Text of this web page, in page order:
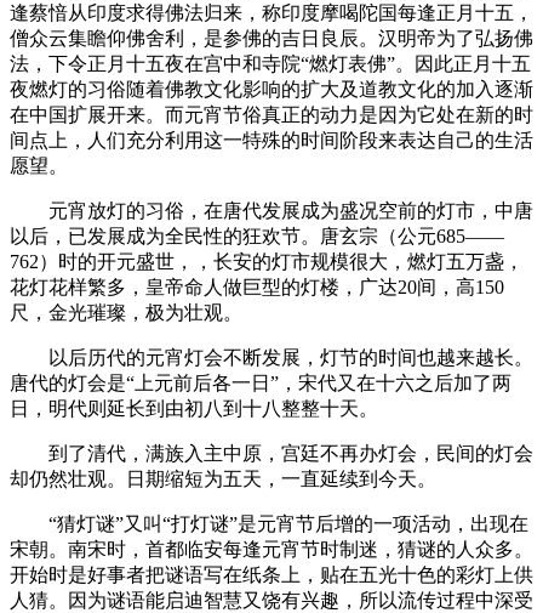
逢蔡愔从印度求得佛法归来，称印度摩喝陀国每逢正月十五，
僧众云集瞻仰佛舍利，是参佛的吉日良辰。汉明帝为了弘扬佛
法，下令正月十五夜在宫中和寺院“燃灯表佛”。因此正月十五
夜燃灯的习俗随着佛教文化影响的扩大及道教文化的加入逐渐
在中国扩展开来。而元宵节俗真正的动力是因为它处在新的时
间点上，人们充分利用这一特殊的时间阶段来表达自己的生活
愿望。
元宵放灯的习俗，在唐代发展成为盛况空前的灯市，中唐
以后，已发展成为全民性的狂欢节。唐玄宗（公元685——
762）时的开元盛世，，长安的灯市规模很大，燃灯五万盏，
花灯花样繁多，皇帝命人做巨型的灯楼，广达20间，高150
尺，金光璀璨，极为壮观。
以后历代的元宵灯会不断发展，灯节的时间也越来越长。
唐代的灯会是“上元前后各一日”，宋代又在十六之后加了两
日，明代则延长到由初八到十八整整十天。
到了清代，满族入主中原，宫廷不再办灯会，民间的灯会
却仍然壮观。日期缩短为五天，一直延续到今天。
“猜灯谜”又叫“打灯谜”是元宵节后增的一项活动，出现在
宋朝。南宋时，首都临安每逢元宵节时制迷，猜谜的人众多。
开始时是好事者把谜语写在纸条上，贴在五光十色的彩灯上供
人猜。因为谜语能启迪智慧又饶有兴趣，所以流传过程中深受